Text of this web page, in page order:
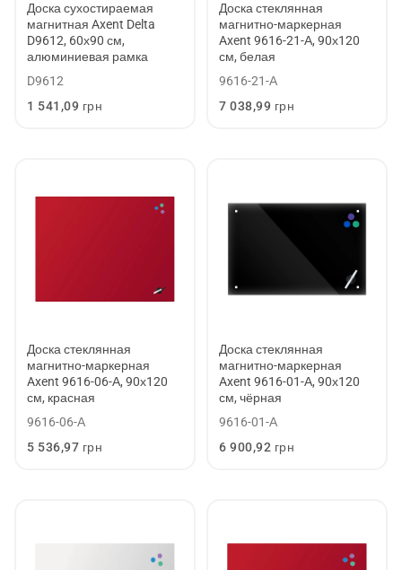
Доска сухостираемая
магнитная Axent Delta
D9612, 60х90 см,
алюминиевая рамка
D9612
Обычная
1 541,09 грн
Доска стеклянная
магнитно-маркерная
Axent 9616-21-А, 90х120
см, белая
9616-21-А
Обычная
7 038,99 грн
Доска стеклянная
магнитно-маркерная
Axent 9616-06-А, 90х120
см, красная
9616-06-А
Обычная
5 536,97 грн
Доска стеклянная
магнитно-маркерная
Axent 9616-01-А, 90х120
см, чёрная
9616-01-А
Обычная
6 900,92 грн